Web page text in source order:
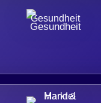
Gesundheit